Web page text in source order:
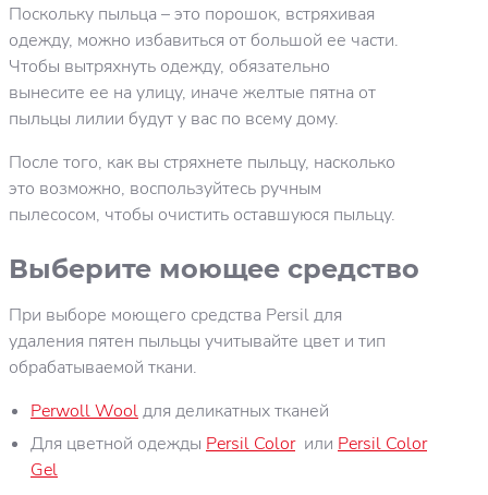
Поскольку пыльца – это порошок, встряхивая
одежду, можно избавиться от большой ее части.
Чтобы вытряхнуть одежду, обязательно
вынесите ее на улицу, иначе желтые пятна от
пыльцы лилии будут у вас по всему дому.
После того, как вы стряхнете пыльцу, насколько
это возможно, воспользуйтесь ручным
пылесосом, чтобы очистить оставшуюся пыльцу.
Выберите моющее средство
При выборе моющего средства Persil для
удаления пятен пыльцы учитывайте цвет и тип
обрабатываемой ткани.
Perwoll Woolдля деликатных тканей
Для цветной одежды Persil Colorили Persil Color
Gel